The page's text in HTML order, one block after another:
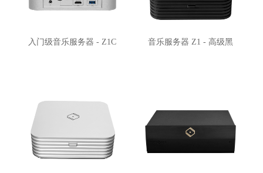
入门级音乐服务器 - Z1C 音乐服务器 Z1 - 高级黑